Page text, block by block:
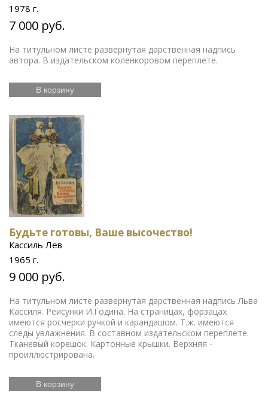
1978 г.
7 000 руб.
На титульном листе развернутая дарственная надпись
автора. В издательском коленкоровом переплете.
В корзину
Будьте готовы, Ваше высочество!
Кассиль Лев
1965 г.
9 000 руб.
На титульном листе развернутая дарственная надпись Льва
Кассиля. Реисунки И.Година. На страницах, форзацах
имеются росчерки ручкой и карандашом. Т.ж. имеются
следы увлажнения. В составном издательском переплете.
Тканевый корешок. Картонные крышки. Верхняя -
проиллюстрирована.
В корзину